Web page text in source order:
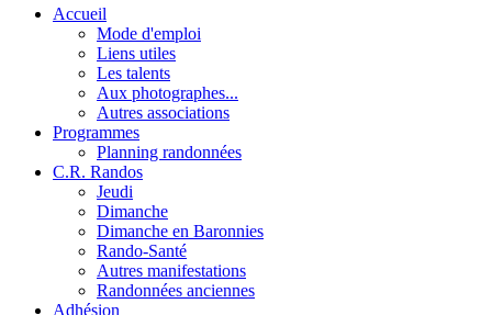
Accueil
Mode d'emploi
Liens utiles
Les talents
Aux photographes...
Autres associations
Programmes
Planning randonnées
C.R. Randos
Jeudi
Dimanche
Dimanche en Baronnies
Rando-Santé
Autres manifestations
Randonnées anciennes
Adhésion